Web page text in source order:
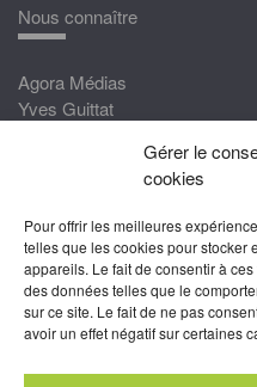
Gérer le
cookies
Pour offrir les meilleures
telles que les cookies pour stocker
appareils. Le fait de consentir à
des données telles que le
sur ce site. Le fait de ne pas
avoir un effet négatif sur certaines
Nous connaître
Agora Médias
Yves Guittat
Devenez correspondant
Rejoignez nos experts
Devenez Partenaire
Nous suivre